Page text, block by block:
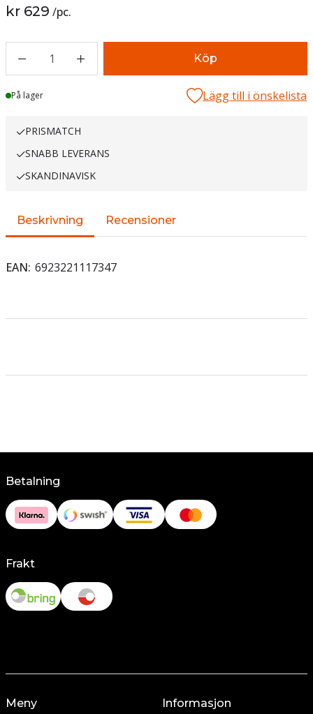
kr 629 /pc.
1 Köp
Lager
På lager Lägg till i önskelista
PRISMATCH
SNABB LEVERANS
SKANDINAVISK
Beskrivning Recensioner
EAN 6923221117347
Betalning
Frakt
Meny Informasjon